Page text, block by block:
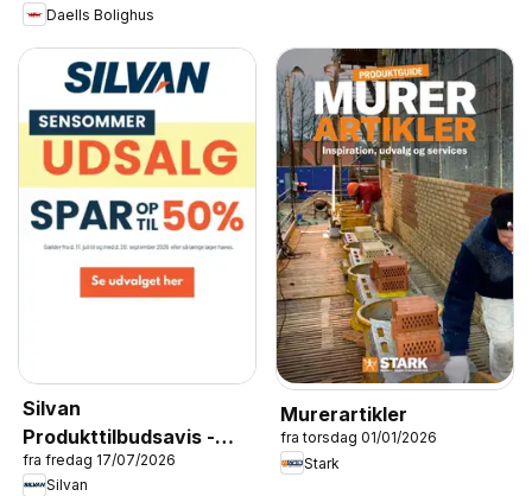
Daells Bolighus
Silvan
Produkttilbudsavis -
Sensommerudsalg
fra fredag 17/07/2026
Silvan
Murerartikler
fra torsdag 01/01/2026
Stark